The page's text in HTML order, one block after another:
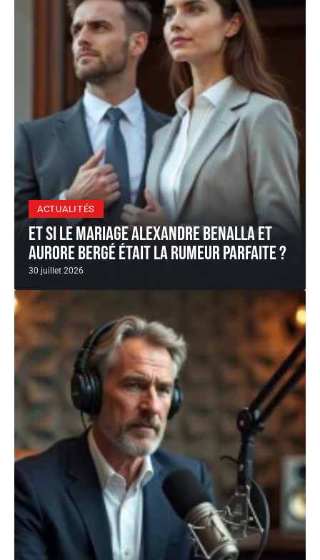
ACTUALITÉS
Et si le Mariage Alexandre Benalla et
Aurore Bergé était la rumeur parfaite ?
30 juillet 2026